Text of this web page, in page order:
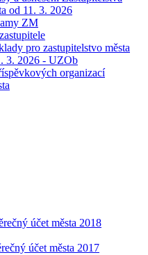
od 11. 3. 2026
ZM
pro zastupitelstvo města
3. 2026 - UZOb
organizací
účet města 2018
účet města 2017